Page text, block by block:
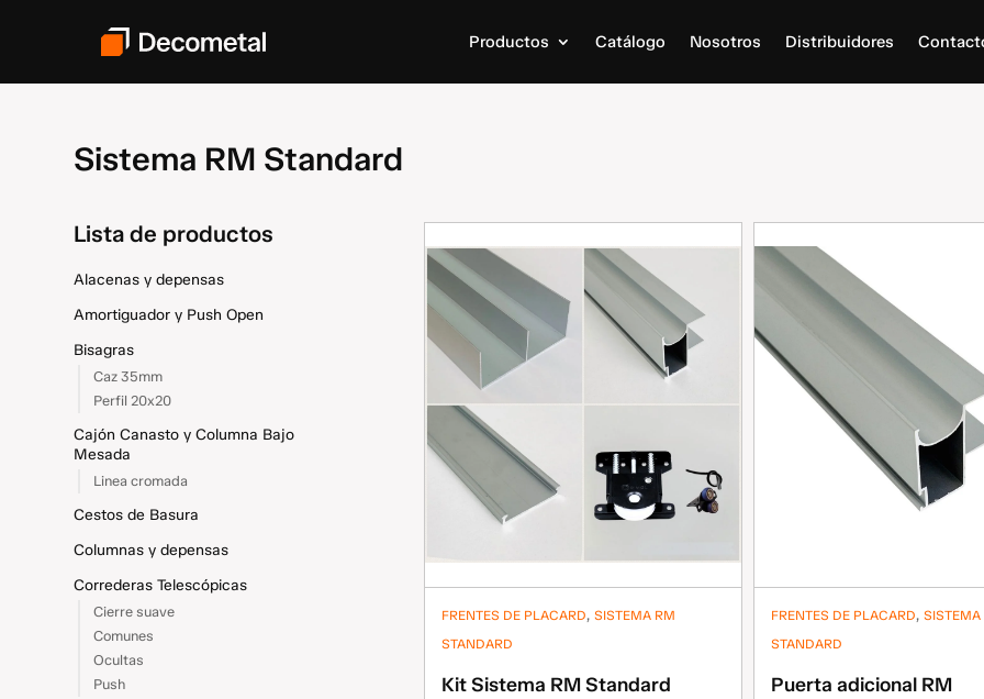
Productos Catálogo Nosotros Distribuidores
Sistema RM Standard
Lista de productos
Alacenas y depensas
Amortiguador y Push Open
Bisagras
Caz 35mm
Perfil 20x20
Cajón Canasto y Columna Bajo
Mesada
Linea cromada
Cestos de Basura
Columnas y depensas
Correderas Telescópicas
Cierre suave
Comunes
Ocultas
Push
FRENTES DE PLACARD, SISTEMA RM
STANDARD
Kit Sistema RM Standard
FRENTES DE PLACARD, SISTEMA
STANDARD
Puerta adicional RM